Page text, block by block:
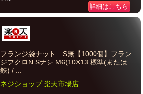
詳細はこちら
フランジ袋ナット S無【1000個】フラン
ジフクロN Sナシ M6(10X13 標準(または
鉄) / ...
ネジショップ 楽天市場店